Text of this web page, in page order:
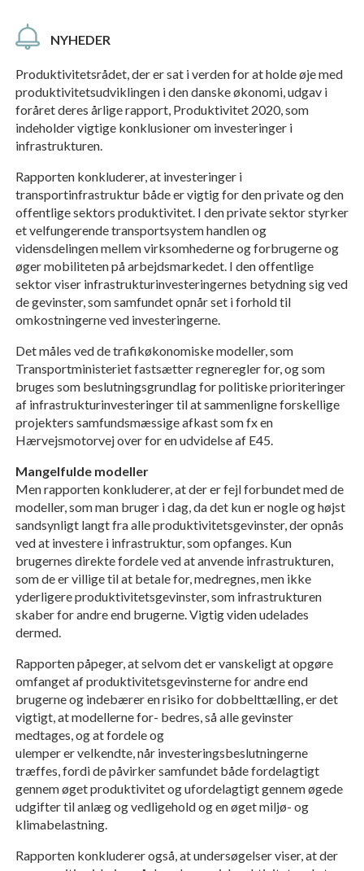
NYHEDER
Produktivitetsrådet, der er sat i verden for at holde øje med
produktivitetsudviklingen i den danske økonomi, udgav i
foråret deres årlige rapport, Produktivitet 2020, som
indeholder vigtige konklusioner om investeringer i
infrastrukturen.
Rapporten konkluderer, at investeringer i
transportinfrastruktur både er vigtig for den private og den
offentlige sektors produktivitet. I den private sektor styrker
et velfungerende transportsystem handlen og
vidensdelingen mellem virksomhederne og forbrugerne og
øger mobiliteten på arbejdsmarkedet. I den offentlige
sektor viser infrastrukturinvesteringernes betydning sig ved
de gevinster, som samfundet opnår set i forhold til
omkostningerne ved investeringerne.
Det måles ved de trafikøkonomiske modeller, som
Transportministeriet fastsætter regneregler for, og som
bruges som beslutningsgrundlag for politiske prioriteringer
af infrastrukturinvesteringer til at sammenligne forskellige
projekters samfundsmæssige afkast som fx en
Hærvejsmotorvej over for en udvidelse af E45.
Mangelfulde modeller
Men rapporten konkluderer, at der er fejl forbundet med de
modeller, som man bruger i dag, da det kun er nogle og højst
sandsynligt langt fra alle produktivitetsgevinster, der opnås
ved at investere i infrastruktur, som opfanges. Kun
brugernes direkte fordele ved at anvende infrastrukturen,
som de er villige til at betale for, medregnes, men ikke
yderligere produktivitetsgevinster, som infrastrukturen
skaber for andre end brugerne. Vigtig viden udelades
dermed.
Rapporten påpeger, at selvom det er vanskeligt at opgøre
omfanget af produktivitetsgevinsterne for andre end
brugerne og indebærer en risiko for dobbelttælling, er det
vigtigt, at modellerne for- bedres, så alle gevinster
medtages, og at fordele og
ulemper er velkendte, når investeringsbeslutningerne
træffes, fordi de påvirker samfundet både fordelagtigt
gennem øget produktivitet og ufordelagtigt gennem øgede
udgifter til anlæg og vedligehold og en øget miljø- og
klimabelastning.
Rapporten konkluderer også, at undersøgelser viser, at der